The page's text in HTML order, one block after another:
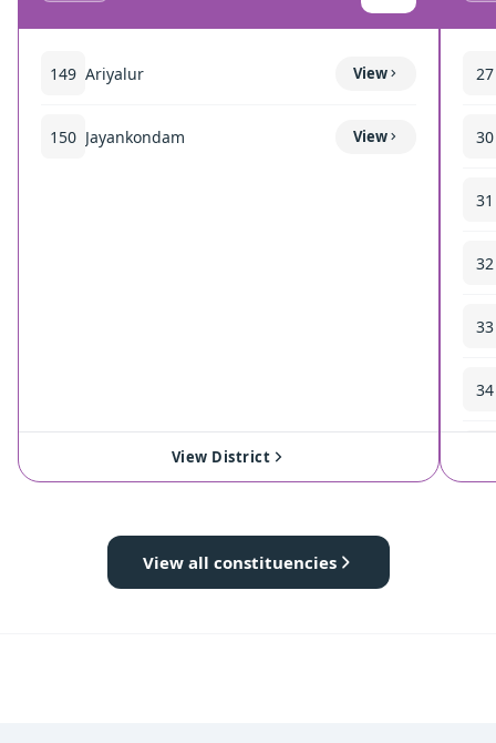
149 Ariyalur View
150 Jayankondam View
View District
27
30
31
32
33
34
View all constituencies